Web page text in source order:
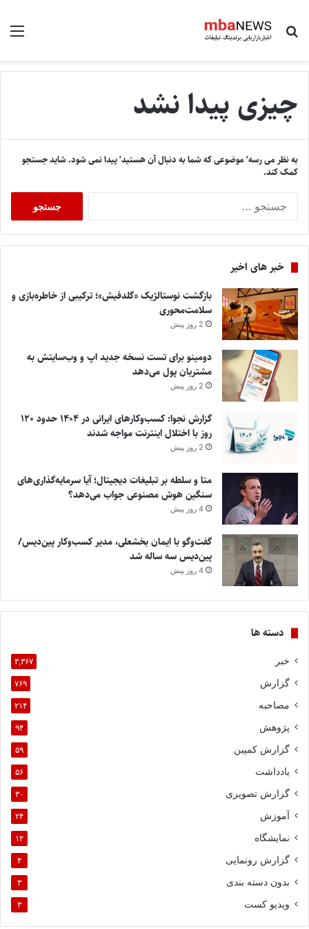
جستجو برای
چیزی پیدا نشد
به نظر می رسه’ موضوعی که شما به دنبال آن هستید’ پیدا نمی شود. شاید جستجو
کمک کند.
ا
خبر های اخیر
بازگشت نوستالژیک «گلدفیش»؛ ترکیبی از خاطره‌بازی و
سلامت‌محوری
2 روز پیش
دومینو برای تست نسخه جدید اپ و وب‌سایتش به
مشتریان پول می‌دهد
2 روز پیش
گزارش نجوا: کسب‌وکارهای ایرانی در ۱۴۰۴ حدود ۱۲۰
روز با اختلال اینترنت مواجه شدند
2 روز پیش
متا و سلطه بر تبلیغات دیجیتال؛ آیا سرمایه‌گذاری‌های
سنگین هوش مصنوعی جواب می‌دهد؟
4 روز پیش
گفت‌وگو با ایمان بخشعلی، مدیر کسب‌وکار پین‌دیس/
پین‌دیس سه ساله شد
4 روز پیش
دسته ها
خبر ۳,۳۶۷
گزارش ۷۶۹
مصاحبه ۲۱۴
پژوهش ۹۴
گزارش کمپین ۵۹
یادداشت ۵۶
گزارش تصویری ۳۰
آموزش ۲۴
نمایشگاه ۱۲
گزارش رونمایی ۴
بدون دسته بندی ۳
ویدیو کست ۳